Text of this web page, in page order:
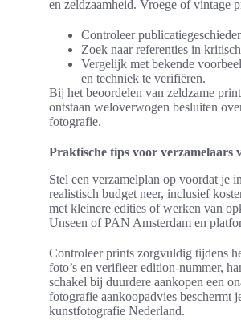
en zeldzaamheid. Vroege of vintage
Controleer
Zoek naar referenties in
Vergelijk met bekende
en techniek te verifiëren.
Bij het beoordelen van zeldzame
ontstaan weloverwogen besluiten
fotografie.
Praktische tips voor verzamelaars
Stel een verzamelplan op voordat je
realistisch budget neer, inclusief
met kleinere edities of werken van
Unseen of PAN Amsterdam en
Controleer prints zorgvuldig tijdens
foto’s en verifieer edition-nummer,
schakel bij duurdere aankopen een
fotografie aankoopadvies beschermt
kunstfotografie Nederland.